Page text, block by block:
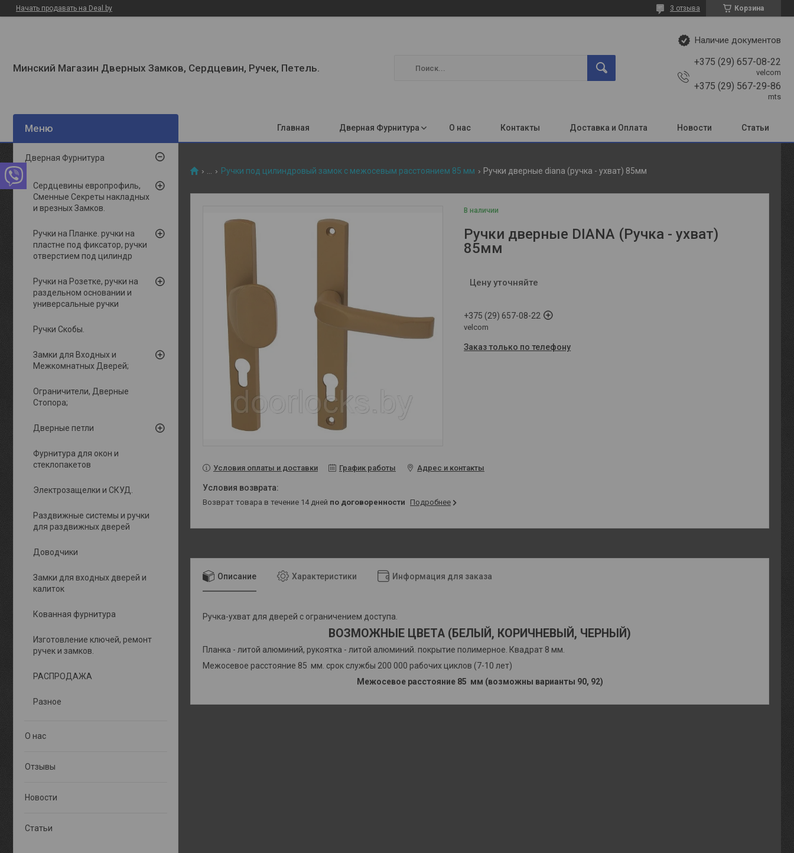
Начать продавать на Deal.by Корзина
3 отзыва
Минский Магазин Дверных Замков, Сердцевин, Ручек, Петель.
Наличие документов
+375 (29) 657-08-22
velcom
+375 (29) 567-29-86
mts
Главная Дверная Фурнитура О нас Контакты Доставка и Оплата Новости Статьи
Ручки под цилиндровый замок с межосевым расстоянием 85 мм Ручки дверные diana (ручка - ухват) 85мм
В наличии
Ручки дверные DIANA (Ручка - ухват)
85мм
Цену уточняйте
+375 (29) 657-08-22
velcom
Заказ только по телефону
Условия оплаты и доставки График работы Адрес и контакты
возврат товара в течение 14 дней по договоренности Подробнее
Описание Характеристики Информация для заказа
Ручка-ухват для дверей с ограничением доступа.
ВОЗМОЖНЫЕ ЦВЕТА (БЕЛЫЙ, КОРИЧНЕВЫЙ, ЧЕРНЫЙ)
Планка - литой алюминий, рукоятка - литой алюминий. покрытие полимерное. Квадрат 8 мм.
Межосевое расстояние 85 мм. срок службы 200 000 рабочих циклов (7-10 лет)
Межосевое расстояние 85 мм (возможны варианты 90, 92)
Дверная Фурнитура
Сердцевины европрофиль,
Сменные Секреты накладных
и врезных Замков.
Ручки на Планке. ручки на
пластне под фиксатор, ручки
отверстием под цилиндр
Ручки на Розетке, ручки на
раздельном основании и
универсальные ручки
Ручки Скобы.
Замки для Входных и
Межкомнатных Дверей;
Ограничители, Дверные
Стопора;
Дверные петли
Фурнитура для окон и
стеклопакетов
Электрозащелки и СКУД.
Раздвижные системы и ручки
для раздвижных дверей
Доводчики
Замки для входных дверей и
калиток
Кованная фурнитура
Изготовление ключей, ремонт
ручек и замков.
РАСПРОДАЖА
Разное
О нас
Отзывы
Новости
Статьи